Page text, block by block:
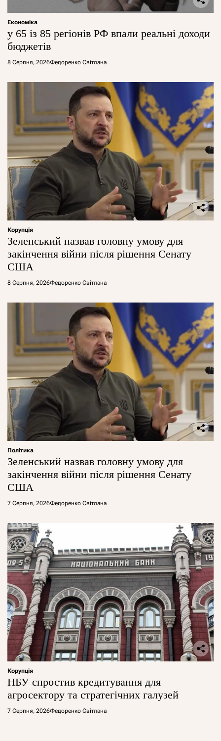
Економіка
у 65 із 85 регіонів РФ впали реальні доходи
бюджетів
8 Серпня, 2026Федоренко Світлана
Корупція
Зеленський назвав головну умову для
закінчення війни після рішення Сенату
США
8 Серпня, 2026Федоренко Світлана
Політика
Зеленський назвав головну умову для
закінчення війни після рішення Сенату
США
7 Серпня, 2026Федоренко Світлана
Корупція
НБУ спростив кредитування для
агросектору та стратегічних галузей
7 Серпня, 2026Федоренко Світлана